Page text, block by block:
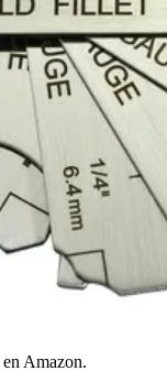
Amazon.